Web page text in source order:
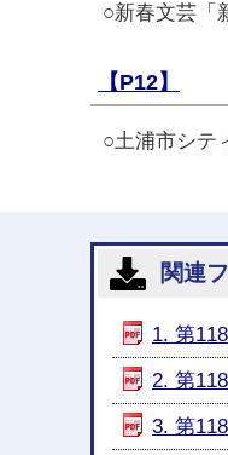
○新春文芸「
【P12】
○土浦市シテ
関連
1. 第
2. 第
3. 第